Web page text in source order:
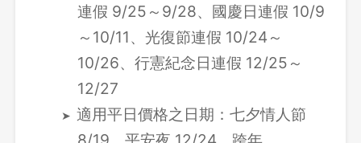
連假 9/25～9/28、國慶日連假 10/9
～10/11、光復節連假 10/24～
10/26、行憲紀念日連假 12/25～
12/27
適用平日價格之日期：七夕情人節